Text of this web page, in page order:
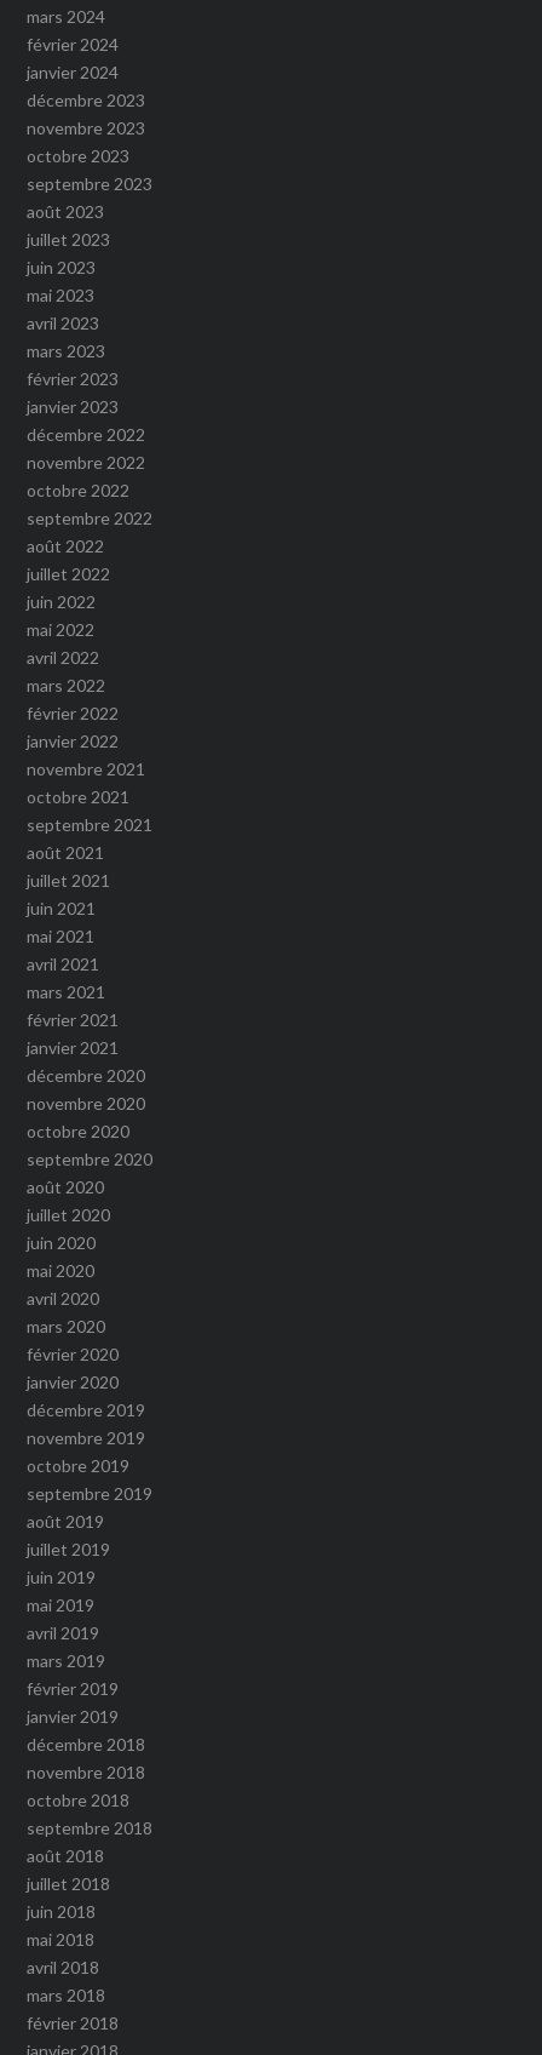
mars 2024
février 2024
janvier 2024
décembre 2023
novembre 2023
octobre 2023
septembre 2023
août 2023
juillet 2023
juin 2023
mai 2023
avril 2023
mars 2023
février 2023
janvier 2023
décembre 2022
novembre 2022
octobre 2022
septembre 2022
août 2022
juillet 2022
juin 2022
mai 2022
avril 2022
mars 2022
février 2022
janvier 2022
novembre 2021
octobre 2021
septembre 2021
août 2021
juillet 2021
juin 2021
mai 2021
avril 2021
mars 2021
février 2021
janvier 2021
décembre 2020
novembre 2020
octobre 2020
septembre 2020
août 2020
juillet 2020
juin 2020
mai 2020
avril 2020
mars 2020
février 2020
janvier 2020
décembre 2019
novembre 2019
octobre 2019
septembre 2019
août 2019
juillet 2019
juin 2019
mai 2019
avril 2019
mars 2019
février 2019
janvier 2019
décembre 2018
novembre 2018
octobre 2018
septembre 2018
août 2018
juillet 2018
juin 2018
mai 2018
avril 2018
mars 2018
février 2018
janvier 2018